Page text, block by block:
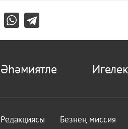
Әһәмиятле
Редакциясы Безнең миссия